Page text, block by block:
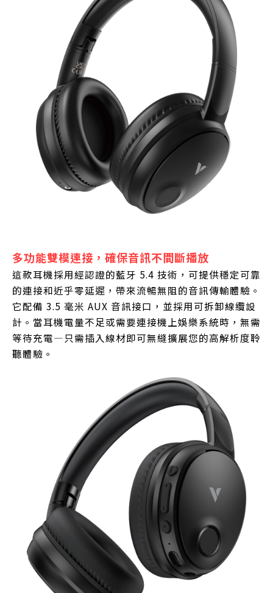
多功能雙模連接，確保音訊不間斷播放
這款耳機採用經認證的藍牙 5.4 技術，可提供穩定可靠
的連接和近乎零延遲，帶來流暢無阻的音訊傳輸體驗。
它配備 3.5 毫米 AUX 音訊接口，並採用可拆卸線纜設
計。當耳機電量不足或需要連接機上娛樂系統時，無需
等待充電—只需插入線材即可無縫擴展您的高解析度聆
聽體驗。